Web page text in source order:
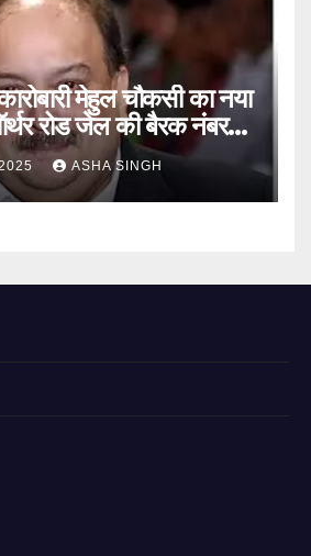
मेहुल चौकसी का नया
रोड जेल की बैरक नंबर
ASHA SINGH